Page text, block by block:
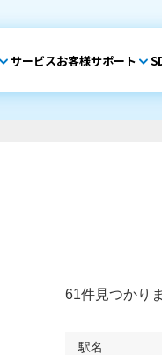
サービスお客様サポート
61件見つかり
駅名